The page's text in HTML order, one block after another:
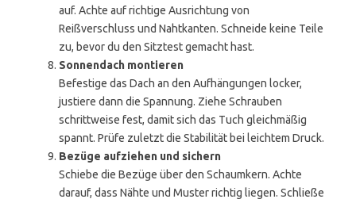
auf. Achte auf richtige Ausrichtung von
Reißverschluss und Nahtkanten. Schneide keine Teile
zu, bevor du den Sitztest gemacht hast.
Sonnendach montieren
Befestige das Dach an den Aufhängungen locker,
justiere dann die Spannung. Ziehe Schrauben
schrittweise fest, damit sich das Tuch gleichmäßig
spannt. Prüfe zuletzt die Stabilität bei leichtem Druck.
Bezüge aufziehen und sichern
Schiebe die Bezüge über den Schaumkern. Achte
darauf, dass Nähte und Muster richtig liegen. Schließe